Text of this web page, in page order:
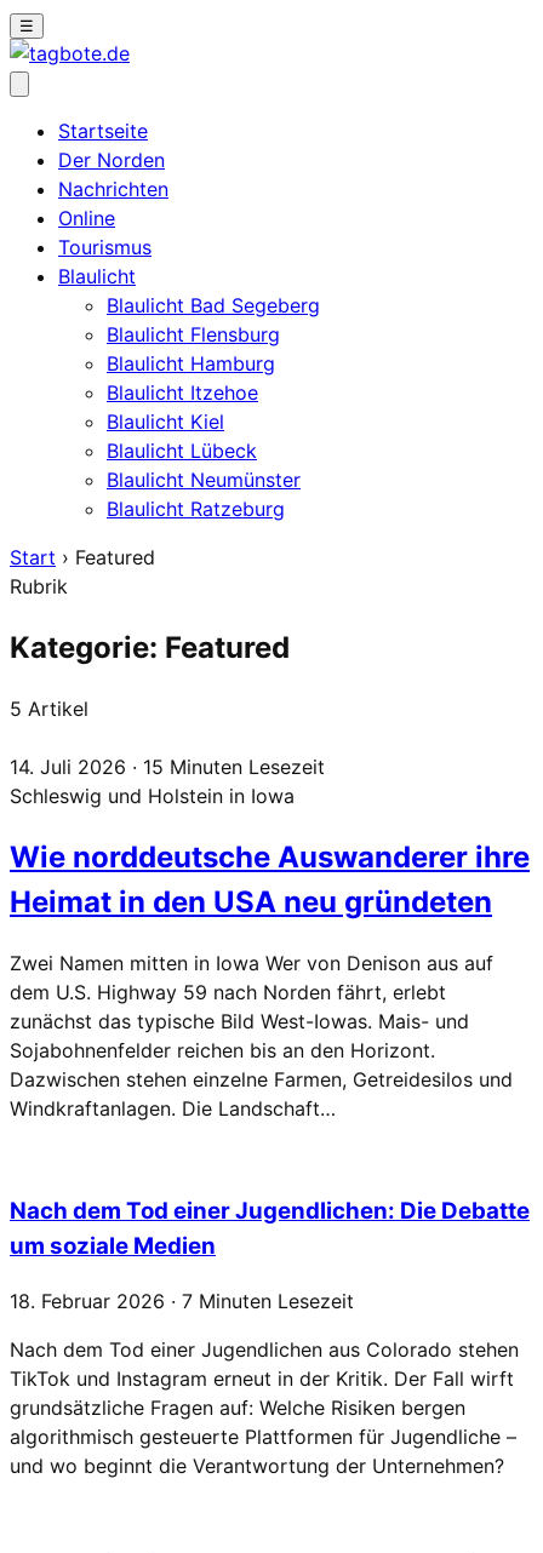
☰
Startseite
Der Norden
Nachrichten
Online
Tourismus
Blaulicht
Blaulicht Bad Segeberg
Blaulicht Flensburg
Blaulicht Hamburg
Blaulicht Itzehoe
Blaulicht Kiel
Blaulicht Lübeck
Blaulicht Neumünster
Blaulicht Ratzeburg
Start › Featured
Rubrik
Kategorie: Featured
5 Artikel
14. Juli 2026 · 15 Minuten Lesezeit
Schleswig und Holstein in Iowa
Wie norddeutsche Auswanderer ihre
Heimat in den USA neu gründeten
Zwei Namen mitten in Iowa Wer von Denison aus auf
dem U.S. Highway 59 nach Norden fährt, erlebt
zunächst das typische Bild West-Iowas. Mais- und
Sojabohnenfelder reichen bis an den Horizont.
Dazwischen stehen einzelne Farmen, Getreidesilos und
Windkraftanlagen. Die Landschaft…
Nach dem Tod einer Jugendlichen: Die Debatte
um soziale Medien
18. Februar 2026 · 7 Minuten Lesezeit
Nach dem Tod einer Jugendlichen aus Colorado stehen
TikTok und Instagram erneut in der Kritik. Der Fall wirft
grundsätzliche Fragen auf: Welche Risiken bergen
algorithmisch gesteuerte Plattformen für Jugendliche –
und wo beginnt die Verantwortung der Unternehmen?